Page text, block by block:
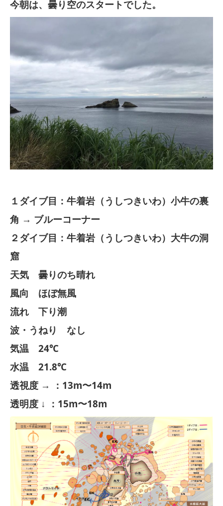
今朝は、曇り空のスタートでした。
１ダイブ目：牛着岩（うしつきいわ）小牛の裏
角 → ブルーコーナー
２ダイブ目：牛着岩（うしつきいわ）大牛の洞
窟
天気 曇りのち晴れ
風向 ほぼ無風
流れ 下り潮
波・うねり なし
気温 24℃
水温 21.8℃
透視度 → ：13m〜14m
透明度 ↓ ：15m〜18m